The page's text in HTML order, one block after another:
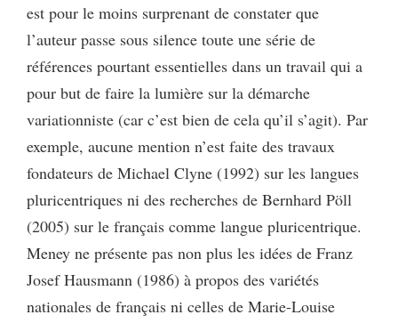
est pour le moins surprenant de constater que
l’auteur passe sous silence toute une série de
références pourtant essentielles dans un travail qui a
pour but de faire la lumière sur la démarche
variationniste (car c’est bien de cela qu’il s’agit). Par
exemple, aucune mention n’est faite des travaux
fondateurs de Michael Clyne (1992) sur les langues
pluricentriques ni des recherches de Bernhard Pöll
(2005) sur le français comme langue pluricentrique.
Meney ne présente pas non plus les idées de Franz
Josef Hausmann (1986) à propos des variétés
nationales de français ni celles de Marie-Louise